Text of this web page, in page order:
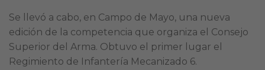
Se llevó a cabo, en Campo de Mayo, una nueva
edición de la competencia que organiza el Consejo
Superior del Arma. Obtuvo el primer lugar el
Regimiento de Infantería Mecanizado 6.